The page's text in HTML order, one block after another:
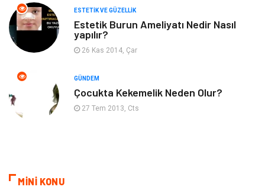
Beslenme
Psikolojik Hastalıklar
Kanser
ESTETIK VE GÜZELLIK
Estetik Burun Ameliyatı Nedir Nasıl
yapılır?
26 Kas 2014, Çar
GÜNDEM
Çocukta Kekemelik Neden Olur?
27 Tem 2013, Cts
MİNİ KONU